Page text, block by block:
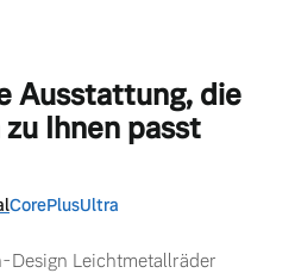
Ausstattung, die
Ihnen passt
CorePlusUltra
Leichtmetallräder